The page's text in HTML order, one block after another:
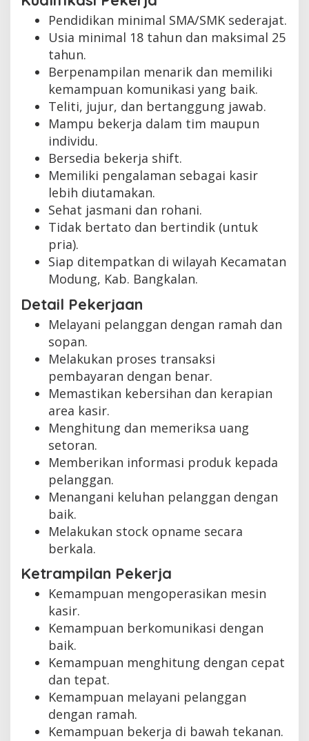
Pendidikan minimal SMA/SMK sederajat.
Usia minimal 18 tahun dan maksimal 25
tahun.
Berpenampilan menarik dan memiliki
kemampuan komunikasi yang baik.
Teliti, jujur, dan bertanggung jawab.
Mampu bekerja dalam tim maupun
individu.
Bersedia bekerja shift.
Memiliki pengalaman sebagai kasir
lebih diutamakan.
Sehat jasmani dan rohani.
Tidak bertato dan bertindik (untuk
pria).
Siap ditempatkan di wilayah Kecamatan
Modung, Kab. Bangkalan.
Detail Pekerjaan
Melayani pelanggan dengan ramah dan
sopan.
Melakukan proses transaksi
pembayaran dengan benar.
Memastikan kebersihan dan kerapian
area kasir.
Menghitung dan memeriksa uang
setoran.
Memberikan informasi produk kepada
pelanggan.
Menangani keluhan pelanggan dengan
baik.
Melakukan stock opname secara
berkala.
Ketrampilan Pekerja
Kemampuan mengoperasikan mesin
kasir.
Kemampuan berkomunikasi dengan
baik.
Kemampuan menghitung dengan cepat
dan tepat.
Kemampuan melayani pelanggan
dengan ramah.
Kemampuan bekerja di bawah tekanan.